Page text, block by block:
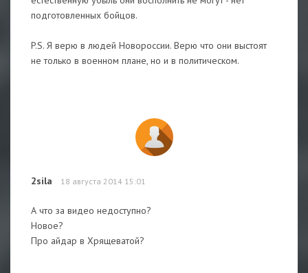
подготовленных бойцов.
P.S. Я верю в людей Новороссии. Верю что они выстоят
не только в военном плане, но и в политическом.
2sila 18 августа 2014 15:01
А что за видео недоступно?
Новое?
Про айдар в Хрящеватой?